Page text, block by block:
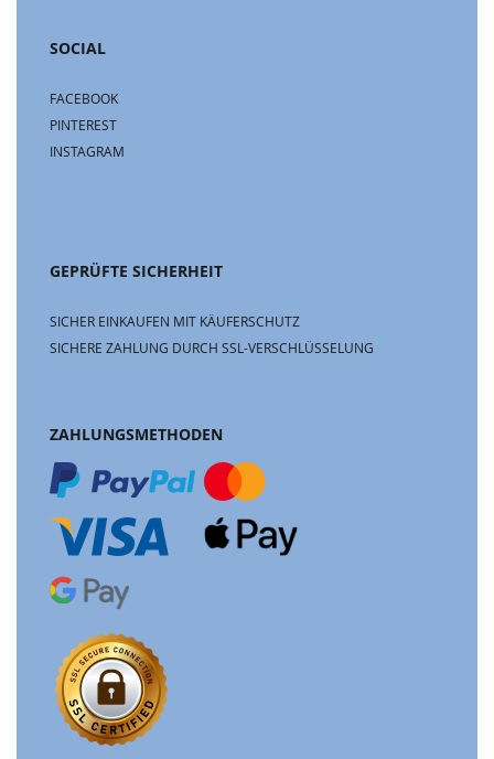
SOCIAL
FACEBOOK
PINTEREST
INSTAGRAM
GEPRÜFTE SICHERHEIT
SICHER EINKAUFEN MIT KÄUFERSCHUTZ
SICHERE ZAHLUNG DURCH SSL-VERSCHLÜSSELUNG
ZAHLUNGSMETHODEN